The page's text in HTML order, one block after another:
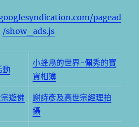
pagead
/show_ads.js
動
小蜂鳥的世界-佩秀的寶
寶相簿
遊佛
謝詩彥及高世宗經理拍
攝